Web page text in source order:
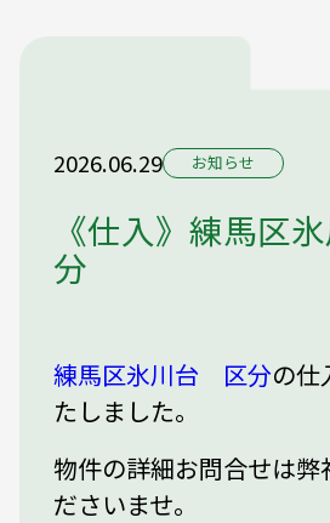
2026.06.29 お知らせ
《仕入》練馬区
分
練馬区氷川台 区分の仕
たしました。
物件の詳細お問合せは弊
ださいませ。